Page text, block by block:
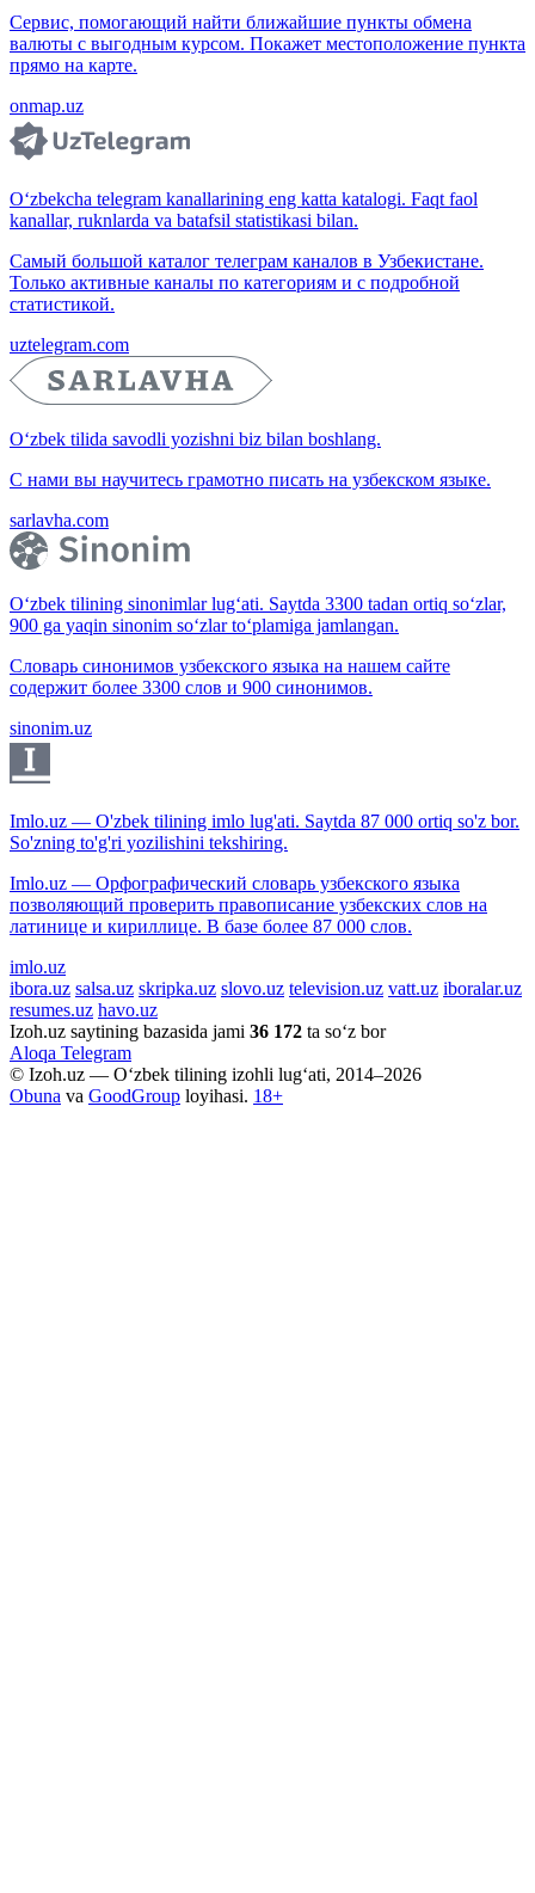
Сервис, помогающий найти ближайшие пункты обмена
валюты с выгодным курсом. Покажет местоположение пункта
прямо на карте.
onmap.uz
O‘zbekcha telegram kanallarining eng katta katalogi. Faqt faol
kanallar, ruknlarda va batafsil statistikasi bilan.
Самый большой каталог телеграм каналов в Узбекистане.
Только активные каналы по категориям и с подробной
статистикой.
uztelegram.com
O‘zbek tilida savodli yozishni biz bilan boshlang.
С нами вы научитесь грамотно писать на узбекском языке.
sarlavha.com
O‘zbek tilining sinonimlar lug‘ati. Saytda 3300 tadan ortiq so‘zlar,
900 ga yaqin sinonim so‘zlar to‘plamiga jamlangan.
Словарь синонимов узбекского языка на нашем сайте
содержит более 3300 слов и 900 синонимов.
sinonim.uz
Imlo.uz — O'zbek tilining imlo lug'ati. Saytda 87 000 ortiq so'z bor.
So'zning to'g'ri yozilishini tekshiring.
Imlo.uz — Орфографический словарь узбекского языка
позволяющий проверить правописание узбекских слов на
латинице и кириллице. В базе более 87 000 слов.
imlo.uz
ibora.uz salsa.uz skripka.uz slovo.uz television.uz vatt.uz iboralar.uz
resumes.uz havo.uz
Izoh.uz saytining bazasida jami 36 172 ta so‘z bor
Aloqa Telegram
© Izoh.uz — O‘zbek tilining izohli lug‘ati, 2014–2026
Obuna va GoodGroup loyihasi. 18+